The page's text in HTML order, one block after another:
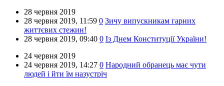
28 червня 2019
28 червня 2019, 11:59 0 Зичу випускникам гарних
життєвих стежин!
28 червня 2019, 09:40 0 Із Днем Конституції України!
24 червня 2019
24 червня 2019, 14:27 0 Народний обранець має чути
людей і йти їм назустріч